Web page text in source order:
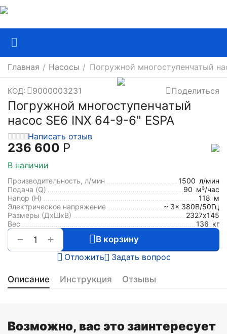
Главная / Насосы / Погружной многоступенчатый
КОД: 9000003231 Поделиться
Погружной многоступенчатый
насос SE6 INX 64-9-6" ESPA
Написать отзыв
236 600 Р
В наличии
Производительность, л/мин 1500 л/мин
Подача (Q)
90 м³/час
Напор (H)
118 м
Электрическое напряжение
~ 3x 380В/50Гц
Размеры (ДхШxВ)
2327х145
Вес
136 кг
+
−
В корзину
Отложить
Задать вопрос
Описание Инструкция Отзывы
Возможно, вас это заинтересует